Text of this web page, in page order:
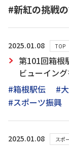
#新紅の挑戦
2025.01.08 TOP
第101回箱根
ビューイン
#箱根駅伝
#
#スポーツ振興
2025.01.08 スポ